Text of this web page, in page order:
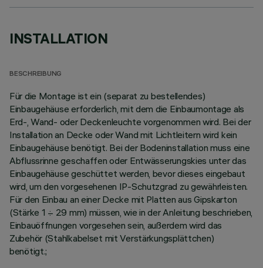
INSTALLATION
BESCHREIBUNG
Für die Montage ist ein (separat zu bestellendes)
Einbaugehäuse erforderlich, mit dem die Einbaumontage als
Erd-, Wand- oder Deckenleuchte vorgenommen wird. Bei der
Installation an Decke oder Wand mit Lichtleitern wird kein
Einbaugehäuse benötigt. Bei der Bodeninstallation muss eine
Abflussrinne geschaffen oder Entwässerungskies unter das
Einbaugehäuse geschüttet werden, bevor dieses eingebaut
wird, um den vorgesehenen IP-Schutzgrad zu gewährleisten.
Für den Einbau an einer Decke mit Platten aus Gipskarton
(Stärke 1 ÷ 29 mm) müssen, wie in der Anleitung beschrieben,
Einbauöffnungen vorgesehen sein, außerdem wird das
Zubehör (Stahlkabelset mit Verstärkungsplättchen)
benötigt.;